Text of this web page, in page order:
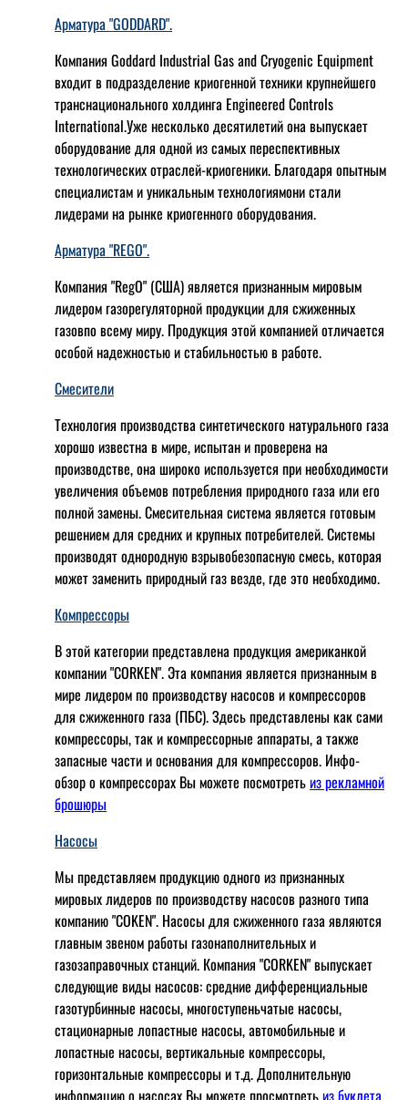
Арматура "GODDARD".
Компания Goddard Industrial Gas and Cryogenic Equipment
входит в подразделение криогенной техники крупнейшего
транснационального холдинга Engineered Controls
International.Уже несколько десятилетий она выпускает
оборудование для одной из самых переспективных
технологических отраслей-криогеники. Благодаря опытным
специалистам и уникальным технологиямони стали
лидерами на рынке криогенного оборудования.
Арматура "REGO".
Компания "RegO" (США) является признанным мировым
лидером газорегуляторной продукции для сжиженных
газовпо всему миру. Продукция этой компанией отличается
особой надежностью и стабильностью в работе.
Смесители
Технология производства синтетического натурального газа
хорошо известна в мире, испытан и проверена на
производстве, она широко используется при необходимости
увеличения объемов потребления природного газа или его
полной замены. Смесительная система является готовым
решением для средних и крупных потребителей. Системы
производят однородную взрывобезопасную смесь, которая
может заменить природный газ везде, где это необходимо.
Компрессоры
В этой категории представлена продукция американкой
компании "CORKEN". Эта компания является признанным в
мире лидером по производству насосов и компрессоров
для сжиженного газа (ПБС). Здесь представлены как сами
компрессоры, так и компрессорные аппараты, а также
запасные части и основания для компрессоров. Инфо-
обзор о компрессорах Вы можете посмотретьиз рекламной
брошюры
Насосы
Мы представляем продукцию одного из признанных
мировых лидеров по производству насосов разного типа
компанию "COKEN". Насосы для сжиженного газа являются
главным звеном работы газонаполнительных и
газозаправочных станций. Компания "CORKEN" выпускает
следующие виды насосов: cредние дифференциальные
газотурбинные насосы, многоступеньчатые насосы,
стационарные лопастные насосы, автомобильные и
лопaстные насосы, вертикальные компрессоры,
горизонтальные компрессоры и т.д. Дополнительную
информацию о насосах Вы можете просмотретьиз буклета